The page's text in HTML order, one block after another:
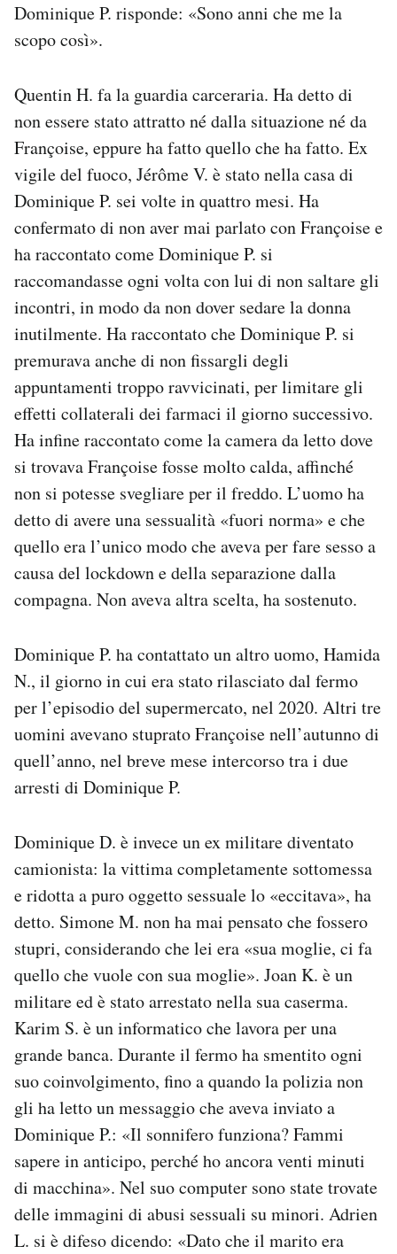
Dominique P. risponde: «Sono anni che me la
scopo così».
Quentin H. fa la guardia carceraria. Ha detto di
non essere stato attratto né dalla situazione né da
Françoise, eppure ha fatto quello che ha fatto. Ex
vigile del fuoco, Jérôme V. è stato nella casa di
Dominique P. sei volte in quattro mesi. Ha
confermato di non aver mai parlato con Françoise e
ha raccontato come Dominique P. si
raccomandasse ogni volta con lui di non saltare gli
incontri, in modo da non dover sedare la donna
inutilmente. Ha raccontato che Dominique P. si
premurava anche di non fissargli degli
appuntamenti troppo ravvicinati, per limitare gli
effetti collaterali dei farmaci il giorno successivo.
Ha infine raccontato come la camera da letto dove
si trovava Françoise fosse molto calda, affinché
non si potesse svegliare per il freddo. L’uomo ha
detto di avere una sessualità «fuori norma» e che
quello era l’unico modo che aveva per fare sesso a
causa del lockdown e della separazione dalla
compagna. Non aveva altra scelta, ha sostenuto.
Dominique P. ha contattato un altro uomo, Hamida
N., il giorno in cui era stato rilasciato dal fermo
per l’episodio del supermercato, nel 2020. Altri tre
uomini avevano stuprato Françoise nell’autunno di
quell’anno, nel breve mese intercorso tra i due
arresti di Dominique P.
Dominique D. è invece un ex militare diventato
camionista: la vittima completamente sottomessa
e ridotta a puro oggetto sessuale lo «eccitava», ha
detto. Simone M. non ha mai pensato che fossero
stupri, considerando che lei era «sua moglie, ci fa
quello che vuole con sua moglie». Joan K. è un
militare ed è stato arrestato nella sua caserma.
Karim S. è un informatico che lavora per una
grande banca. Durante il fermo ha smentito ogni
suo coinvolgimento, fino a quando la polizia non
gli ha letto un messaggio che aveva inviato a
Dominique P.: «Il sonnifero funziona? Fammi
sapere in anticipo, perché ho ancora venti minuti
di macchina». Nel suo computer sono state trovate
delle immagini di abusi sessuali su minori. Adrien
L. si è difeso dicendo: «Dato che il marito era